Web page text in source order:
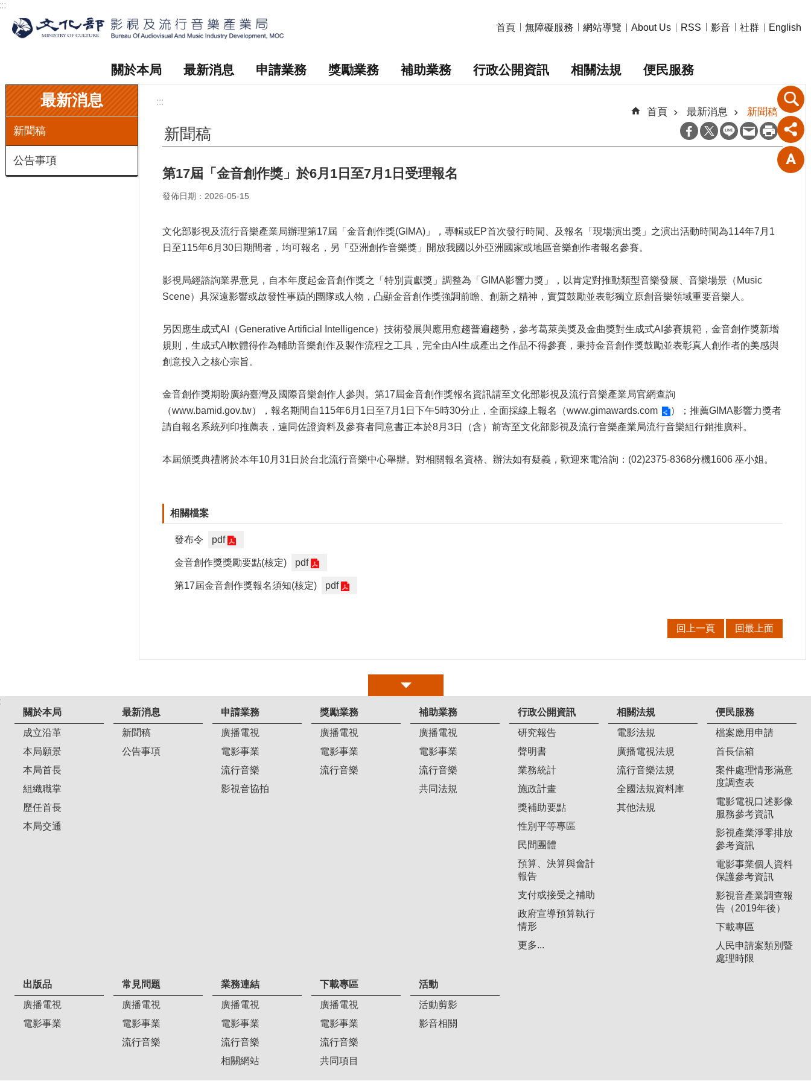
首頁 無障礙服務 網站導覽 About Us RSS 影音 社群 English
關於本局 最新消息 申請業務 獎勵業務 補助業務 行政公開資訊 相關法規 便民服務
:::
最新消息
新聞稿
公告事項
:::
首頁 最新消息 新聞稿
新聞稿
第17屆「金音創作獎」於6月1日至7月1日受理報名
發佈日期：2026-05-15
文化部影視及流行音樂產業局辦理第17屆「金音創作獎(GIMA)」，專輯或EP首次發行時間、及報名「現場演出獎」之演出活動時間為114年7月1
日至115年6月30日期間者，均可報名，另「亞洲創作音樂獎」開放我國以外亞洲國家或地區音樂創作者報名參賽。
影視局經諮詢業界意見，自本年度起金音創作獎之「特別貢獻獎」調整為「GIMA影響力獎」，以肯定對推動類型音樂發展、音樂場景（Music
Scene）具深遠影響或啟發性事蹟的團隊或人物，凸顯金音創作獎強調前瞻、創新之精神，實質鼓勵並表彰獨立原創音樂領域重要音樂人。
另因應生成式AI（Generative Artificial Intelligence）技術發展與應用愈趨普遍趨勢，參考葛萊美獎及金曲獎對生成式AI參賽規範，金音創作獎新增
規則，生成式AI軟體得作為輔助音樂創作及製作流程之工具，完全由AI生成產出之作品不得參賽，秉持金音創作獎鼓勵並表彰真人創作者的美感與
創意投入之核心宗旨。
金音創作獎期盼廣納臺灣及國際音樂創作人參與。第17屆金音創作獎報名資訊請至文化部影視及流行音樂產業局官網查詢
（www.bamid.gov.tw），報名期間自115年6月1日至7月1日下午5時30分止，全面採線上報名（www.gimawards.com
）；推薦GIMA影響力獎者
請自報名系統列印推薦表，連同佐證資料及參賽者同意書正本於8月3日（含）前寄至文化部影視及流行音樂產業局流行音樂組行銷推廣科。
本屆頒獎典禮將於本年10月31日於台北流行音樂中心舉辦。對相關報名資格、辦法如有疑義，歡迎來電洽詢：(02)2375-8368分機1606 巫小姐。
相關檔案
發布令 pdf
金音創作獎獎勵要點(核定) pdf
第17屆金音創作獎報名須知(核定) pdf
回上一頁 回最上面
關於本局
成立沿革
本局願景
本局首長
組織職掌
歷任首長
本局交通
最新消息
新聞稿
公告事項
申請業務
廣播電視
電影事業
流行音樂
影視音協拍
獎勵業務
廣播電視
電影事業
流行音樂
補助業務
廣播電視
電影事業
流行音樂
共同法規
行政公開資訊
研究報告
聲明書
業務統計
施政計畫
獎補助要點
性別平等專區
民間團體
預算、決算與會計
報告
支付或接受之補助
政府宣導預算執行
情形
更多...
相關法規
電影法規
廣播電視法規
流行音樂法規
全國法規資料庫
其他法規
便民服務
檔案應用申請
首長信箱
案件處理情形滿意
度調查表
電影電視口述影像
服務參考資訊
影視產業淨零排放
參考資訊
電影事業個人資料
保護參考資訊
影視音產業調查報
告（2019年後）
下載專區
人民申請案類別暨
處理時限
出版品
廣播電視
電影事業
常見問題
廣播電視
電影事業
流行音樂
業務連結
廣播電視
電影事業
流行音樂
相關網站
下載專區
廣播電視
電影事業
流行音樂
共同項目
活動
活動剪影
影音相關